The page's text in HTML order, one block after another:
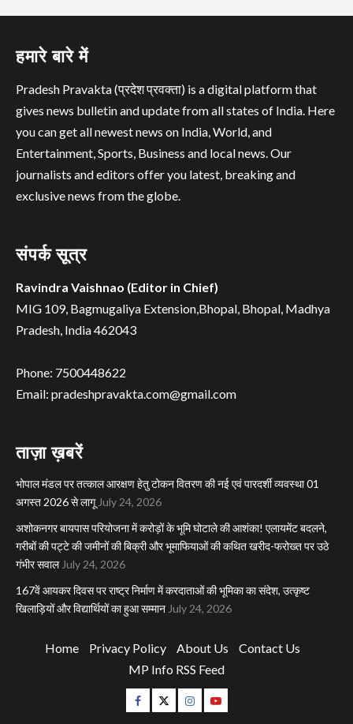
हमारे बारे में
Pradesh Pravakta (प्रदेश प्रवक्ता) is a digital platform that
gives news bulletin and update from all states of India. Here
you can get all newest news on India, World, and
Entertainment, Sports, Business and local news. Our
journalists and editors offer you latest, breaking and
exclusive news from the globe.
संपर्क सूत्र
Ravindra Vaishnao (Editor in Chief)
MIG 109, Bagmugaliya Extension,Bhopal, Bhopal, Madhya
Pradesh, India 462043
Phone: 7500448622
Email: pradeshpravakta.com@gmail.com
ताज़ा ख़बरें
भोपाल मंडल पर तत्काल आरक्षण हेतु टोकन वितरण की नई एवं पारदर्शी व्यवस्था 01
अगस्त 2026 से लागू July 24, 2026
अशोकनगर बायपास परियोजना में करोड़ों के भूमि घोटाले की आशंका! एलायमेंट बदलने,
गरीबों की पट्टे की जमीनों की बिक्री और भूमाफियाओं की कथित खरीद-फरोख्त पर उठे
गंभीर सवाल July 24, 2026
167वें आयकर दिवस पर राष्ट्र निर्माण में करदाताओं की भूमिका का संदेश, उत्कृष्ट
खिलाड़ियों और विद्यार्थियों का हुआ सम्मान July 24, 2026
Home Privacy Policy About Us
Contact Us
MP Info RSS Feed
Facebook
TwitterInstagram
Youtube